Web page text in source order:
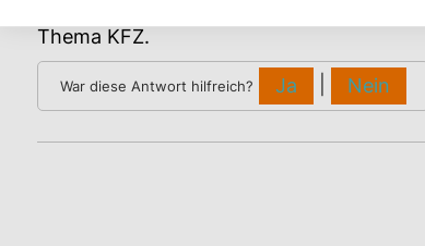
Thema KFZ.
War diese Antwort hilfreich? Ja Nein